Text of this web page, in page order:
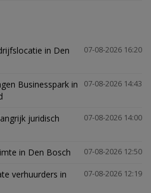
07-08-2026 16:20
in Den
07-08-2026 14:43
Businesspark in
07-08-2026 14:00
juridisch
07-08-2026 12:50
in Den Bosch
07-08-2026 12:19
verhuurders in